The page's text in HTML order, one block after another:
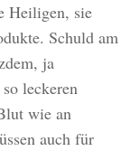
Heiligen, sie
Schuld am
ja
leckeren
wie an
auch für